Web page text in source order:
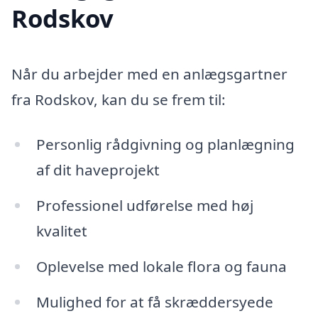
Rodskov
Når du arbejder med en anlægsgartner
fra Rodskov, kan du se frem til:
Personlig rådgivning og planlægning
af dit haveprojekt
Professionel udførelse med høj
kvalitet
Oplevelse med lokale flora og fauna
Mulighed for at få skræddersyede